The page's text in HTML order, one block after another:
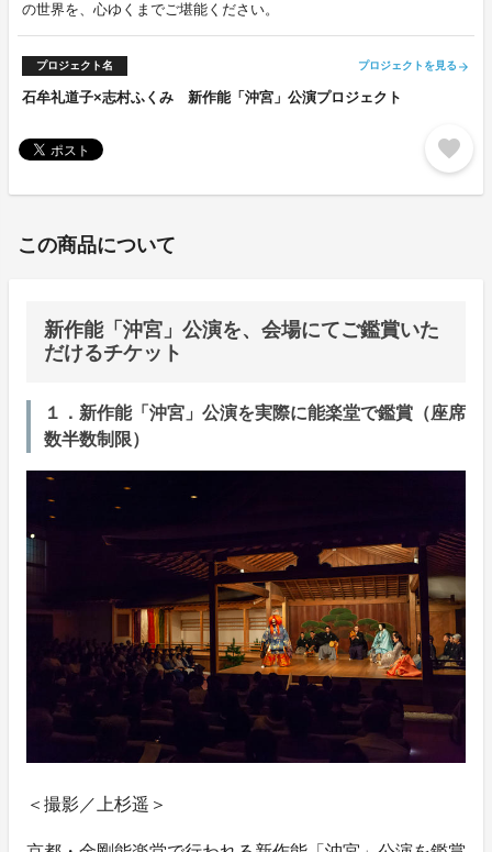
の世界を、心ゆくまでご堪能ください。
プロジェクト名 プロジェクトを見る arrow_forward
石牟礼道子×志村ふくみ 新作能「沖宮」公演プロジェクト
favorite
この商品について
新作能「沖宮」公演を、会場にてご鑑賞いた
だけるチケット
１．新作能「沖宮」公演を実際に能楽堂で鑑賞（座席
数半数制限）
＜撮影／上杉遥＞